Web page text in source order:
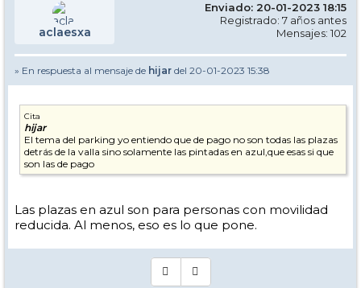
aclaesxa
Enviado: 20-01-2023 18:15
Registrado: 7 años antes
Mensajes: 102
» En respuesta al mensaje de hijar del 20-01-2023 15:38
Cita
hijar
El tema del parking yo entiendo que de pago no son todas las plazas
detrás de la valla sino solamente las pintadas en azul,que esas si que
son las de pago
Las plazas en azul son para personas con movilidad
reducida. Al menos, eso es lo que pone.